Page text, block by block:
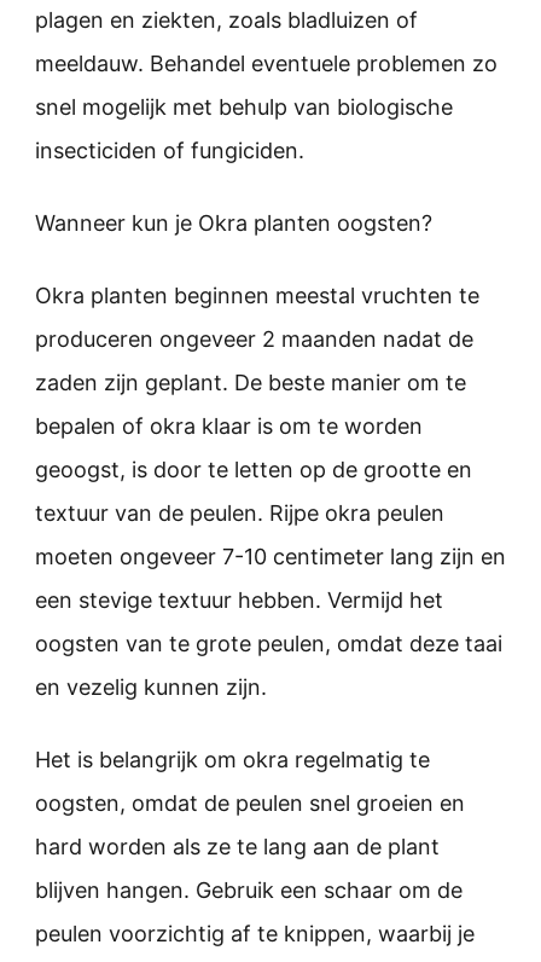
plagen en ziekten, zoals bladluizen of
meeldauw. Behandel eventuele problemen zo
snel mogelijk met behulp van biologische
insecticiden of fungiciden.
Wanneer kun je Okra planten oogsten?
Okra planten beginnen meestal vruchten te
produceren ongeveer 2 maanden nadat de
zaden zijn geplant. De beste manier om te
bepalen of okra klaar is om te worden
geoogst, is door te letten op de grootte en
textuur van de peulen. Rijpe okra peulen
moeten ongeveer 7-10 centimeter lang zijn en
een stevige textuur hebben. Vermijd het
oogsten van te grote peulen, omdat deze taai
en vezelig kunnen zijn.
Het is belangrijk om okra regelmatig te
oogsten, omdat de peulen snel groeien en
hard worden als ze te lang aan de plant
blijven hangen. Gebruik een schaar om de
peulen voorzichtig af te knippen, waarbij je